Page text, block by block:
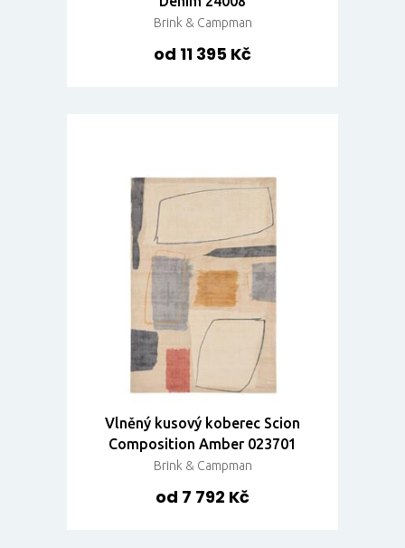
Brink & Campman
od 11 395 Kč
Vlněný kusový koberec Scion
Composition Amber 023701
Brink & Campman
od 7 792 Kč